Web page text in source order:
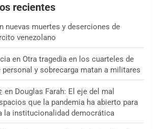
recientes
nuevas muertes y deserciones de
venezolano
en Otra tragedia en los cuarteles de
personal y sobrecarga matan a militares
en Douglas Farah: El eje del mal
que la pandemia ha abierto para
la institucionalidad democrática